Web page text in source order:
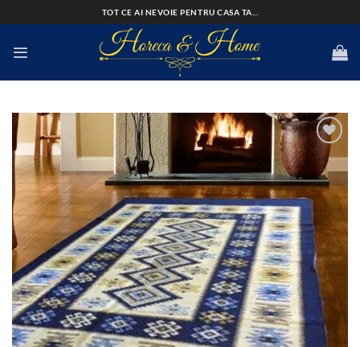
to
TOT CE AI NEVOIE PENTRU CASA TA...
Add to
wishlist